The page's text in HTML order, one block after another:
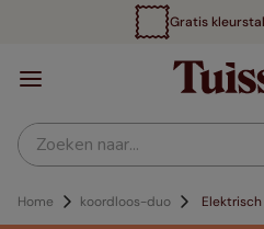
Gratis
Zoeken naar...
Home koordloos-duo